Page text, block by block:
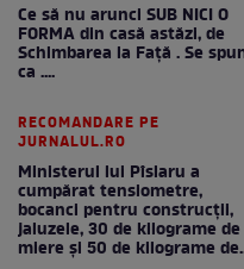
Ce să nu arunci SUB NICI O
FORMA din casă astăzi, de
Schimbarea la Față . Se
ca ....
RECOMANDARE PE
JURNALUL.RO
Ministerul lui Pîslaru a
cumpărat tensiometre,
bocanci pentru construcții,
jaluzele, 30 de kilograme de
miere și 50 de kilograme de